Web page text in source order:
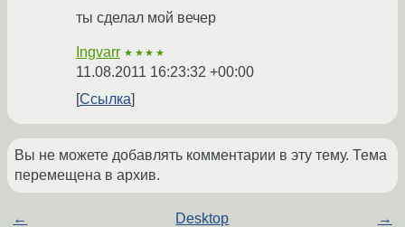
ты сделал мой вечер
Ingvarr ★★★★
11.08.2011 16:23:32 +00:00
Ссылка
Вы не можете добавлять комментарии в эту тему. Тема
перемещена в архив.
← Desktop →